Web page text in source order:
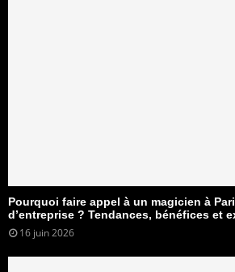
Pourquoi faire appel à un magicien à
d’entreprise ? Tendances, bénéfices et
16 juin 2026